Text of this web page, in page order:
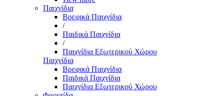
Παιχνίδια
Βρεφικά Παιχνίδια
/
Παιδικά Παιχνίδια
/
Παιχνίδια Εξωτερικού Χώρου
Παιχνίδια
Βρεφικά Παιχνίδια
Παιδικά Παιχνίδια
Παιχνίδια Εξωτερικού Χώρου